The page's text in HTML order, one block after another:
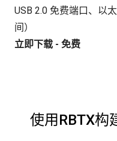
USB 2.0 免费端口、以
间）
立即下载 - 免费
使用RBTX构